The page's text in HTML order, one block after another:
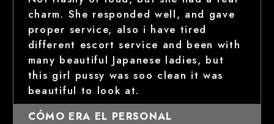
charm. She responded well, and gave
proper service, also i have tired
different escort service and been with
many beautiful Japanese ladies, but
this girl pussy was soo clean it was
beautiful to look at.
CÓMO ERA EL PERSONAL